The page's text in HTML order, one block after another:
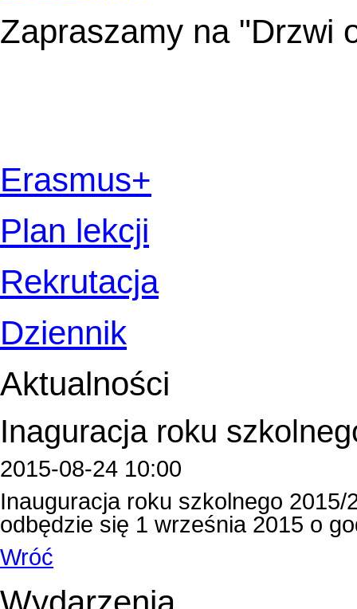
Zapraszamy na "Drzwi
Erasmus+
Plan lekcji
Rekrutacja
Dziennik
Aktualności
Inaguracja roku
2015-08-24 10:00
Inauguracja roku szkolnego
odbędzie się 1 września 2015 o
Wróć